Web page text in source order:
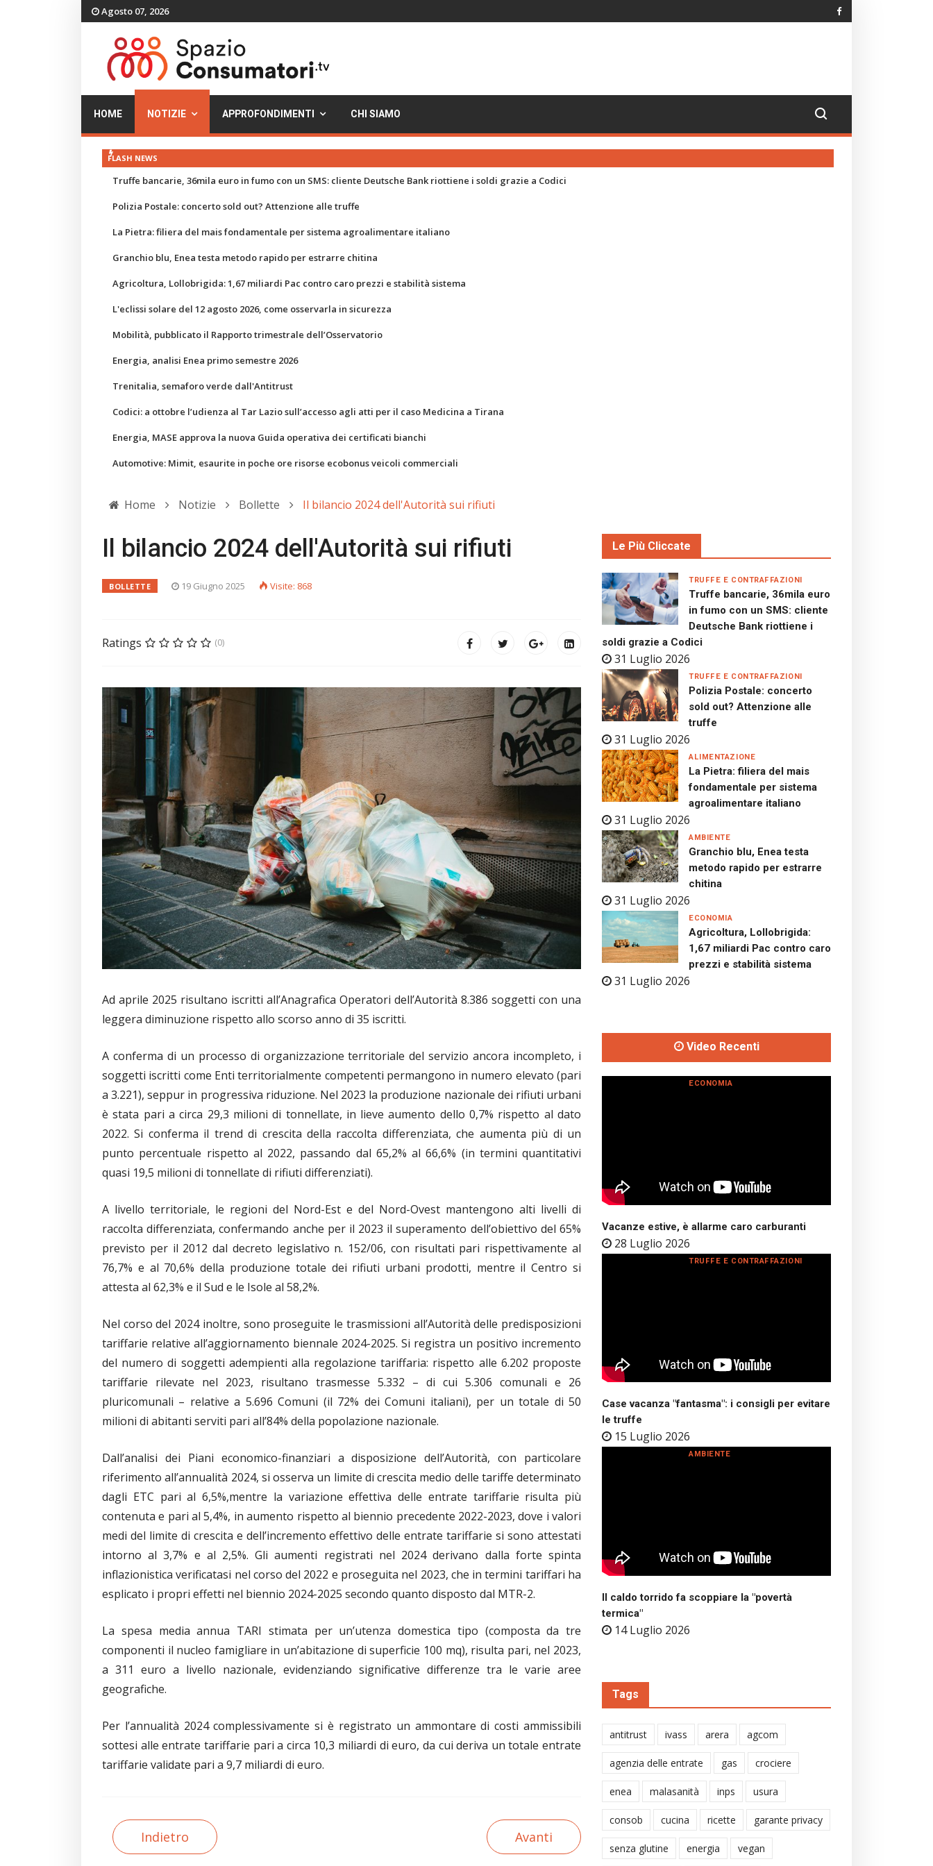
Agosto 07, 2026
HOME NOTIZIE APPROFONDIMENTI CHI SIAMO
FLASH NEWS
Truffe bancarie, 36mila euro in fumo con un SMS: cliente Deutsche Bank riottiene i soldi grazie a Codici
Polizia Postale: concerto sold out? Attenzione alle truffe
La Pietra: filiera del mais fondamentale per sistema agroalimentare italiano
Granchio blu, Enea testa metodo rapido per estrarre chitina
Agricoltura, Lollobrigida: 1,67 miliardi Pac contro caro prezzi e stabilità sistema
L'eclissi solare del 12 agosto 2026, come osservarla in sicurezza
Mobilità, pubblicato il Rapporto trimestrale dell’Osservatorio
Energia, analisi Enea primo semestre 2026
Trenitalia, semaforo verde dall'Antitrust
Codici: a ottobre l’udienza al Tar Lazio sull’accesso agli atti per il caso Medicina a Tirana
Energia, MASE approva la nuova Guida operativa dei certificati bianchi
Automotive: Mimit, esaurite in poche ore risorse ecobonus veicoli commerciali
Home Notizie Bollette Il bilancio 2024 dell'Autorità sui rifiuti
Il bilancio 2024 dell'Autorità sui rifiuti
BOLLETTE 19 Giugno 2025 Visite: 868
Ratings (0)
Ad aprile 2025 risultano iscritti all’Anagrafica Operatori dell’Autorità 8.386 soggetti con una
leggera diminuzione rispetto allo scorso anno di 35 iscritti.
A conferma di un processo di organizzazione territoriale del servizio ancora incompleto, i
soggetti iscritti come Enti territorialmente competenti permangono in numero elevato (pari
a 3.221), seppur in progressiva riduzione. Nel 2023 la produzione nazionale dei rifiuti urbani
è stata pari a circa 29,3 milioni di tonnellate, in lieve aumento dello 0,7% rispetto al dato
2022. Si conferma il trend di crescita della raccolta differenziata, che aumenta più di un
punto percentuale rispetto al 2022, passando dal 65,2% al 66,6% (in termini quantitativi
quasi 19,5 milioni di tonnellate di rifiuti differenziati).
A livello territoriale, le regioni del Nord-Est e del Nord-Ovest mantengono alti livelli di
raccolta differenziata, confermando anche per il 2023 il superamento dell’obiettivo del 65%
previsto per il 2012 dal decreto legislativo n. 152/06, con risultati pari rispettivamente al
76,7% e al 70,6% della produzione totale dei rifiuti urbani prodotti, mentre il Centro si
attesta al 62,3% e il Sud e le Isole al 58,2%.
Nel corso del 2024 inoltre, sono proseguite le trasmissioni all’Autorità delle predisposizioni
tariffarie relative all’aggiornamento biennale 2024-2025. Si registra un positivo incremento
del numero di soggetti adempienti alla regolazione tariffaria: rispetto alle 6.202 proposte
tariffarie rilevate nel 2023, risultano trasmesse 5.332 – di cui 5.306 comunali e 26
pluricomunali – relative a 5.696 Comuni (il 72% dei Comuni italiani), per un totale di 50
milioni di abitanti serviti pari all’84% della popolazione nazionale.
Dall’analisi dei Piani economico-finanziari a disposizione dell’Autorità, con particolare
riferimento all’annualità 2024, si osserva un limite di crescita medio delle tariffe determinato
dagli ETC pari al 6,5%,mentre la variazione effettiva delle entrate tariffarie risulta più
contenuta e pari al 5,4%, in aumento rispetto al biennio precedente 2022-2023, dove i valori
medi del limite di crescita e dell’incremento effettivo delle entrate tariffarie si sono attestati
intorno al 3,7% e al 2,5%. Gli aumenti registrati nel 2024 derivano dalla forte spinta
inflazionistica verificatasi nel corso del 2022 e proseguita nel 2023, che in termini tariffari ha
esplicato i propri effetti nel biennio 2024-2025 secondo quanto disposto dal MTR-2.
La spesa media annua TARI stimata per un’utenza domestica tipo (composta da tre
componenti il nucleo famigliare in un’abitazione di superficie 100 mq), risulta pari, nel 2023,
a 311 euro a livello nazionale, evidenziando significative differenze tra le varie aree
geografiche.
Per l’annualità 2024 complessivamente si è registrato un ammontare di costi ammissibili
sottesi alle entrate tariffarie pari a circa 10,3 miliardi di euro, da cui deriva un totale entrate
tariffarie validate pari a 9,7 miliardi di euro.
Indietro Avanti
Le Più Cliccate
Truffe bancarie, 36mila euro
in fumo con un SMS: cliente
Deutsche Bank riottiene i
soldi grazie a Codici
31 Luglio 2026
TRUFFE E CONTRAFFAZIONI
Polizia Postale: concerto
sold out? Attenzione alle
truffe
31 Luglio 2026
TRUFFE E CONTRAFFAZIONI
La Pietra: filiera del mais
fondamentale per sistema
agroalimentare italiano
31 Luglio 2026
ALIMENTAZIONE
Granchio blu, Enea testa
metodo rapido per estrarre
chitina
31 Luglio 2026
AMBIENTE
Agricoltura, Lollobrigida:
1,67 miliardi Pac contro caro
prezzi e stabilità sistema
31 Luglio 2026
ECONOMIA
Video Recenti
Vacanze estive, è allarme caro carburanti
28 Luglio 2026
ECONOMIA
Case vacanza "fantasma": i consigli per evitare
le truffe
15 Luglio 2026
TRUFFE E CONTRAFFAZIONI
Il caldo torrido fa scoppiare la "povertà
termica"
14 Luglio 2026
AMBIENTE
Tags
antitrust ivass arera agcom
agenzia delle entrate gas crociere
enea malasanità inps usura
consob cucina ricette garante privacy
senza glutine energia vegan